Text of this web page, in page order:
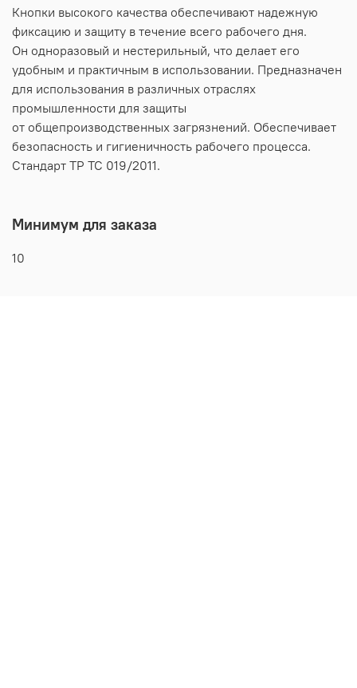
Кнопки высокого качества обеспечивают надежную
фиксацию и защиту в течение всего рабочего дня.
Он одноразовый и нестерильный, что делает его
удобным и практичным в использовании. Предназначен
для использования в различных отраслях
промышленности для защиты
от общепроизводственных загрязнений. Обеспечивает
безопасность и гигиеничность рабочего процесса.
Стандарт ТР ТС 019/2011.
Минимум для заказа
10